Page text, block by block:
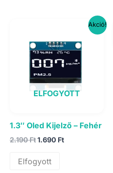
Akció!
ELFOGYOTT
1.3″ Oled Kijelző – Fehér
2.190FtOriginal
was:
2.190 Ft.
1.690 FtCurrent
Elfogyott